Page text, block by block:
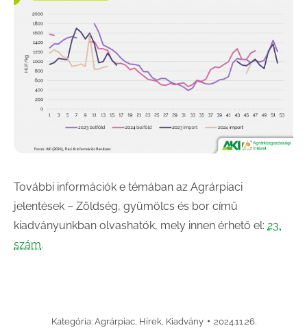
További információk e témában az Agrárpiaci
jelentések – Zöldség, gyümölcs és bor című
kiadványunkban olvashatók, mely innen érhető el: 23.
szám.
Kategória: Agrárpiac, Hírek, Kiadvány 2024.11.26.